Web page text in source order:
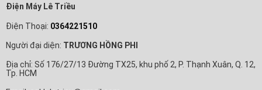
Điện Máy Lê Triều
Điện Thoại: 0364221510
Người đại diện: TRƯƠNG HỒNG PHI
Địa chỉ: Số 176/27/13 Đường TX25, khu phố 2, P. Thạnh Xuân, Q. 12,
Tp. HCM